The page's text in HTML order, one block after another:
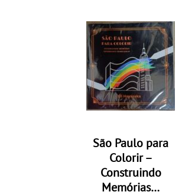
São Paulo para
Colorir –
Construindo
Memórias…